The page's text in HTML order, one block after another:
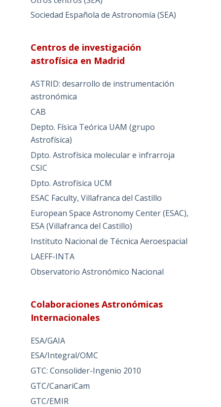
Sociedad Española de Astronomía (SEA)
Centros de investigación
astrofísica en Madrid
ASTRID: desarrollo de instrumentación
astronómica
CAB
Depto. Física Teórica UAM (grupo
Astrofísica)
Dpto. Astrofísica molecular e infrarroja
CSIC
Dpto. Astrofísica UCM
ESAC Faculty, Villafranca del Castillo
European Space Astronomy Center (ESAC),
ESA (Villafranca del Castillo)
Instituto Nacional de Técnica Aeroespacial
LAEFF-INTA
Observatorio Astronómico Nacional
Colaboraciones Astronómicas
Internacionales
ESA/GAIA
ESA/Integral/OMC
GTC: Consolider-Ingenio 2010
GTC/CanariCam
GTC/EMIR